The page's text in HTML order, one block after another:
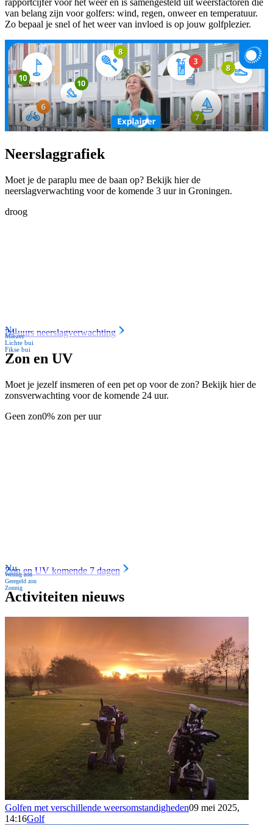
rapportcijfer voor het weer en is samengesteld uit weersfactoren die
van belang zijn voor golfers: wind, regen, onweer en temperatuur.
Zo bepaal je snel of het weer van invloed is op jouw golfplezier.
Neerslaggrafiek
Moet je de paraplu mee de baan op? Bekijk hier de
neerslagverwachting voor de komende 3 uur in Groningen.
droog
Nu
Miezer
Lichte bui
Fikse bui
24-uurs neerslagverwachting
Zon en UV
Moet je jezelf insmeren of een pet op voor de zon? Bekijk hier de
zonsverwachting voor de komende 24 uur.
Geen zon0% zon per uur
Nu
Weinig zon
Geregeld zon
Zonnig
Zon en UV komende 7 dagen
Activiteiten nieuws
Golfen met verschillende weersomstandigheden09 mei 2025,
14:16Golf